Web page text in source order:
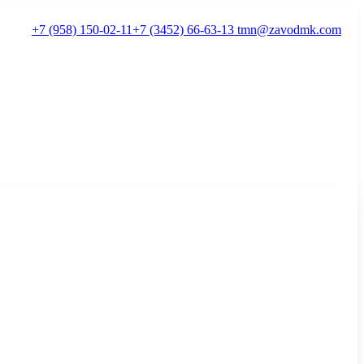
+7 (958) 150-02-11+7 (3452) 66-63-13 tmn@zavodmk.com